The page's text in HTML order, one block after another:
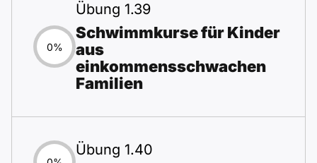
0%
Übung 1.39
Schwimmkurse für Kinder
aus
einkommensschwachen
Familien
Übung 1.40